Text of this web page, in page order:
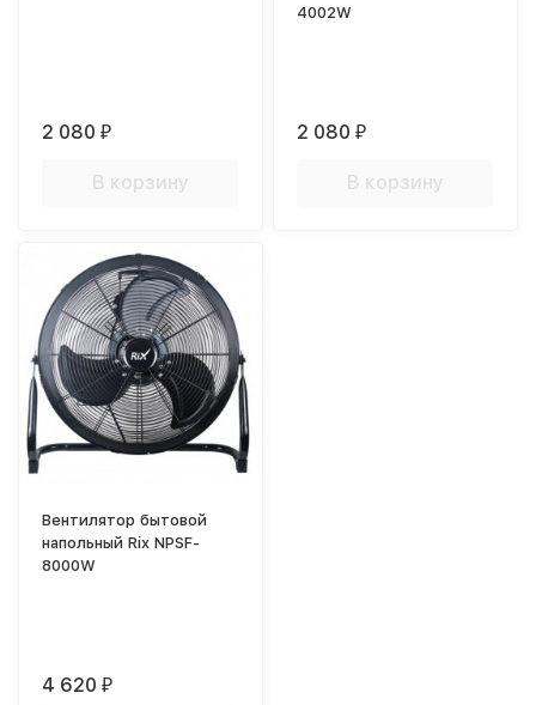
2 080₽
В корзину
4002W
2 080₽
В корзину
Вентилятор бытовой
напольный Rix NPSF-
8000W
4 620₽